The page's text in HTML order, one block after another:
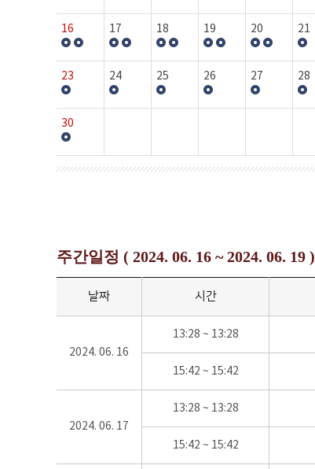
16 17 18 19 20 21
23 24 25 26 27 28
30
주간일정 ( 2024. 06. 16 ~ 2024. 06. 19 )
날짜 시간
2024. 06. 16
13:28 ~ 13:28
15:42 ~ 15:42
2024. 06. 17
13:28 ~ 13:28
15:42 ~ 15:42